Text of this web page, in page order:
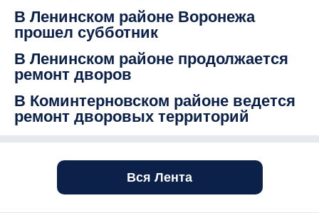
В Ленинском районе Воронежа
прошел субботник
В Ленинском районе продолжается
ремонт дворов
В Коминтерновском районе ведется
ремонт дворовых территорий
Вся Лента